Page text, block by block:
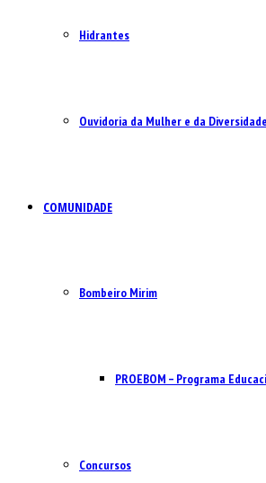
Hidrantes
Ouvidoria da Mulher e da Diversidade
COMUNIDADE
Bombeiro Mirim
PROEBOM – Programa
Concursos